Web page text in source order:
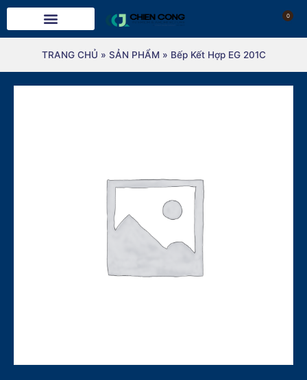
0
TRANG CHỦ » SẢN PHẨM » Bếp Kết Hợp EG 201C